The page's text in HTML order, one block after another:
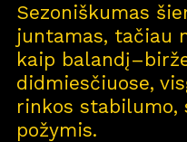
Sezoniškumas
juntamas, tačiau
kaip
didmiesčiuose,
rinkos stabilumo,
požymis.